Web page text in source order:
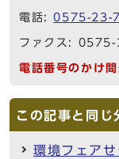
電話:0575-23-
ファクス:
電話番号のかけ
この記事と同じ
環境フェア